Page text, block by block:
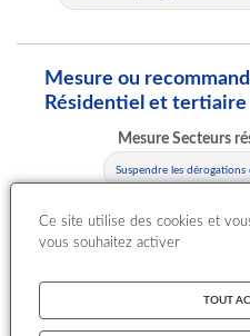
Mesure ou
Résidentiel et tertiaire
Mesure Secteurs
Suspendre les dérogations
Description des
éviter d'utiliser le
limitant
Ce site utilise des cookies et
vous souhaitez activer
TOUT